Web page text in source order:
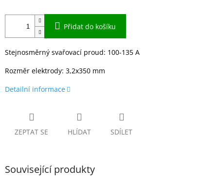
Přidat do košíku
Stejnosměrný svařovací proud: 100-135 A
Rozměr elektrody: 3,2x350 mm
Detailní informace
ZEPTAT SE HLÍDAT SDÍLET
Související produkty